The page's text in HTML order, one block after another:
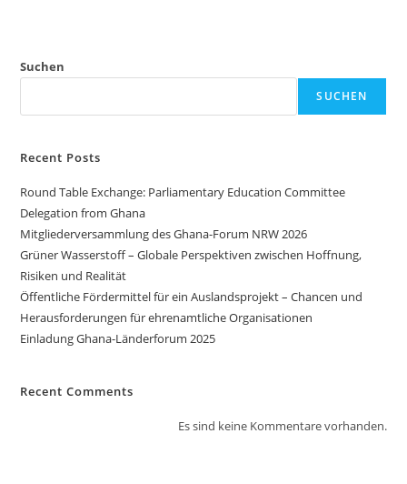
Suchen
SUCHEN
Recent Posts
Round Table Exchange: Parliamentary Education Committee
Delegation from Ghana
Mitgliederversammlung des Ghana-Forum NRW 2026
Grüner Wasserstoff – Globale Perspektiven zwischen Hoffnung,
Risiken und Realität
Öffentliche Fördermittel für ein Auslandsprojekt – Chancen und
Herausforderungen für ehrenamtliche Organisationen
Einladung Ghana-Länderforum 2025
Recent Comments
Es sind keine Kommentare vorhanden.